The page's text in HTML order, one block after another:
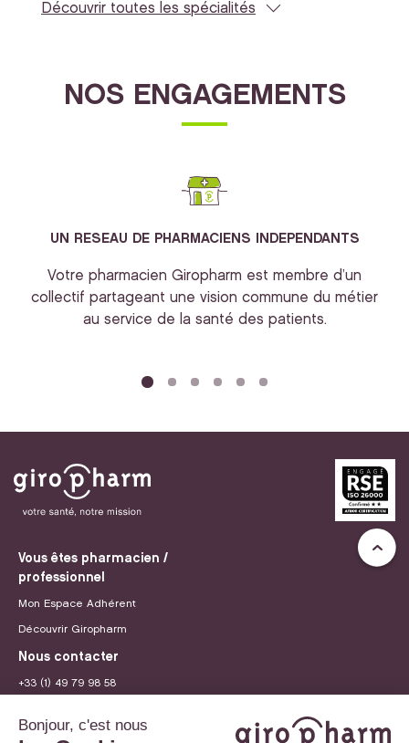
Découvrir toutes les spécialités
NOS ENGAGEMENTS
UN RESEAU DE PHARMACIENS INDEPENDANTS
Votre pharmacien Giropharm est membre d’un
collectif partageant une vision commune du métier
au service de la santé des patients.
Vous êtes pharmacien /
professionnel
Mon Espace Adhérent
Découvrir Giropharm
Nous contacter
+33 (1) 49 79 98 58
Recrutement